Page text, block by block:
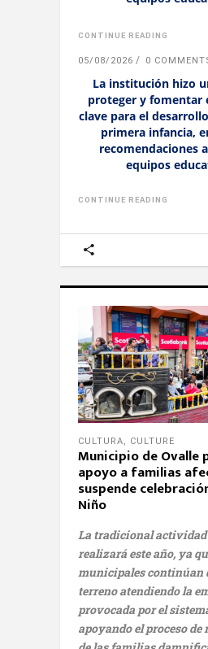
CONTINUE READING
05/08/2026 0
La institución hizo
proteger y fomentar
clave para el
primera infancia,
recomendaciones
equipos
CONTINUE READING
CULTURA, CULTURE
Municipio de Ovalle
apoyo a familias
suspende
Niño
La tradicional actividad
realizará este año, ya
municipales continúan
terreno atendiendo la
provocada por el
apoyando el proceso de